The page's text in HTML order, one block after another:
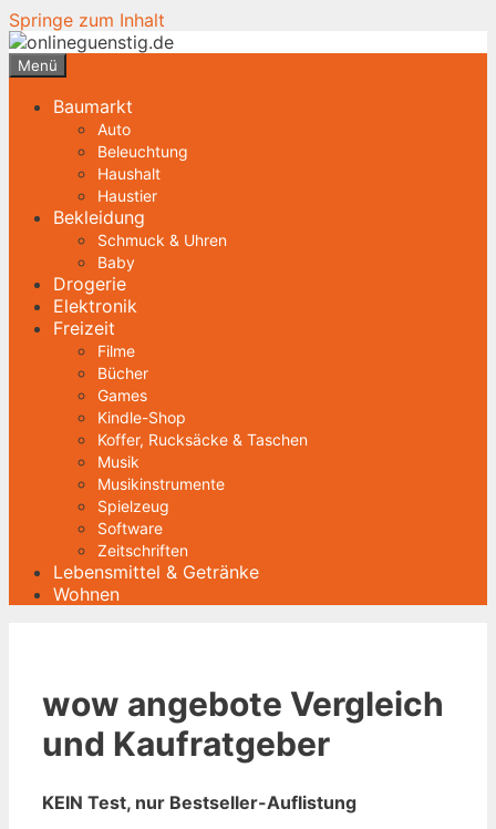
Springe zum Inhalt
Menü
Baumarkt
Auto
Beleuchtung
Haushalt
Haustier
Bekleidung
Schmuck & Uhren
Baby
Drogerie
Elektronik
Freizeit
Filme
Bücher
Games
Kindle-Shop
Koffer, Rucksäcke & Taschen
Musik
Musikinstrumente
Spielzeug
Software
Zeitschriften
Lebensmittel & Getränke
Wohnen
wow angebote Vergleich
und Kaufratgeber
KEIN Test, nur Bestseller-Auflistung